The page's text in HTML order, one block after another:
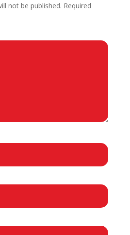
not be published. Required